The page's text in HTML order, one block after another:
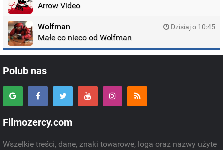
Arrow Video
Wolfman Dzisiaj o 10:45
Małe co nieco od Wolfman
Polub nas
Filmozercy.com
Wszelkie treści, dane, znaki towarowe, loga oraz nazwy użyte